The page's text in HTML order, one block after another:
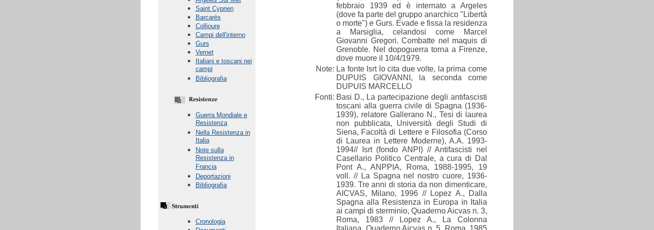
Saint Cyprien
Barcarès
Collioure
Campi dell'interno
Gurs
Vernet
Italiani e toscani nei
campi
Bibliografia
Guerra Mondiale e
Resistenza
Nella Resistenza in
Italia
Note sulla
Resistenza in
Francia
Deportazioni
Bibliografia
Cronologia
febbraio 1939 ed è internato a Argeles
(dove fa parte del gruppo anarchico "Libertà
o morte") e Gurs. Evade e fissa la residenza
a Marsiglia, celandosi come Marcel
Giovanni Gregori. Combatte nel maquis di
Grenoble. Nel dopoguerra torna a Firenze,
dove muore il 10/4/1979.
Note: La fonte Isrt lo cita due volte, la prima come
DUPUIS GIOVANNI, la seconda come
DUPUIS MARCELLO
Fonti: Basi D., La partecipazione degli antifascisti
toscani alla guerra civile di Spagna (1936-
1939), relatore Gallerano N., Tesi di laurea
non pubblicata, Università degli Studi di
Siena, Facoltà di Lettere e Filosofia (Corso
di Laurea in Lettere Moderne), A.A. 1993-
1994// Isrt (fondo ANPI) // Antifascisti nel
Casellario Politico Centrale, a cura di Dal
Pont A., ANPPIA, Roma, 1988-1995, 19
voll. // La Spagna nel nostro cuore, 1936-
1939. Tre anni di storia da non dimenticare,
AICVAS, Milano, 1996 // Lopez A., Dalla
Spagna alla Resistenza in Europa in Italia
ai campi di sterminio, Quaderno Aicvas n. 3,
Roma, 1983 // Lopez A., La Colonna
Italiana, Quaderno Aicvas n. 5, Roma, 1985